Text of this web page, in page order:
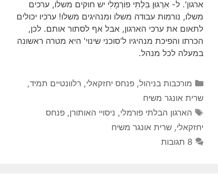
ארגון'. ל- אִרְגּוּן בִּלְתִּי פוֹרְמָלִי יש חוקים משלו, ערכים
משלו, נורמות עבודה משלו ומנהיגים משלו! ערכיו יכולים
לתאום את ערכי הארגון, אבל אף לסתור אותם. לכן,
הכרתו והפיכת מנהיגיו ל'סוכני שינוי' היא מטרה ראשונה
במעלה לכל מנהל.
קטגוריות
מורכבות בניהול,פנחס יחזקאלי, רלוונטיים תמיד,
שרית אונגר משיח
תגיות
הארגון הבלתי פורמלי, ניסויי האותורן,פנחס
יחזקאלי, שרית אונגר משיח
8 תגובות